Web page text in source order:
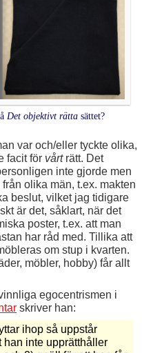
Det objektivt rätta sättet?
var och/eller tyckte olika,
facit för vårträtt. Det
inte gjorde men
olika män, t.ex. makten
beslut, vilket jag tidigare
är det, såklart, när det
poster, t.ex. att man
har råd med. Tillika att
om stup i kvarten.
möbler, hobby) får allt
egocentrismen i
skriver han:
ihop så uppstår
han inte upprätthåller